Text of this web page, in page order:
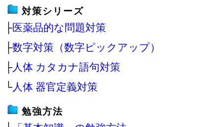
対策シリーズ
├医薬品的な問題対策
├数字対策（数字ピックアップ）
├人体 カタカナ語句対策
└人体 器官定義対策
勉強方法